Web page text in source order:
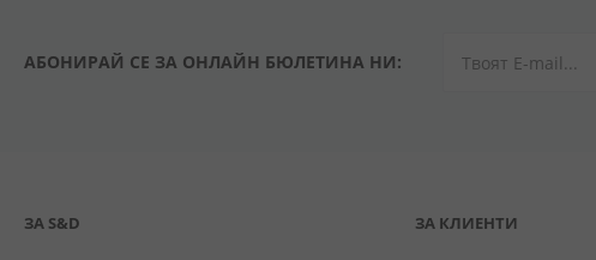
АБОНИРАЙ СЕ ЗА ОНЛАЙН БЮЛЕТИНА НИ:
ЗА S&D ЗА КЛИЕНТИ